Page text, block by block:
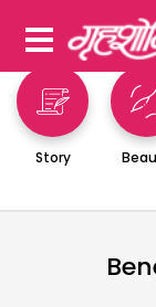
Story